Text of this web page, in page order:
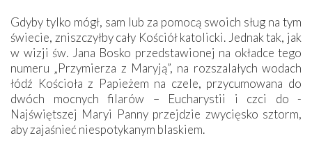
Gdyby tylko mógł, sam lub za pomocą swoich sług na tym
świecie, zniszczyłby cały Kościół katolicki. Jednak tak, jak
w wizji św. Jana Bosko przedstawionej na okładce tego
numeru „Przymierza z Maryją”, na rozszalałych wodach
łódź Kościoła z Papieżem na czele, przycumowana do
dwóch mocnych filarów – Eucharystii i czci do ­
Najświętszej Maryi Panny przejdzie zwycięsko sztorm,
aby zajaśnieć niespotykanym blaskiem.